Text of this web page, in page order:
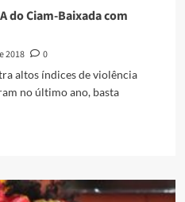
do Ciam-Baixada com
2018
0
altos índices de violência
no último ano, basta